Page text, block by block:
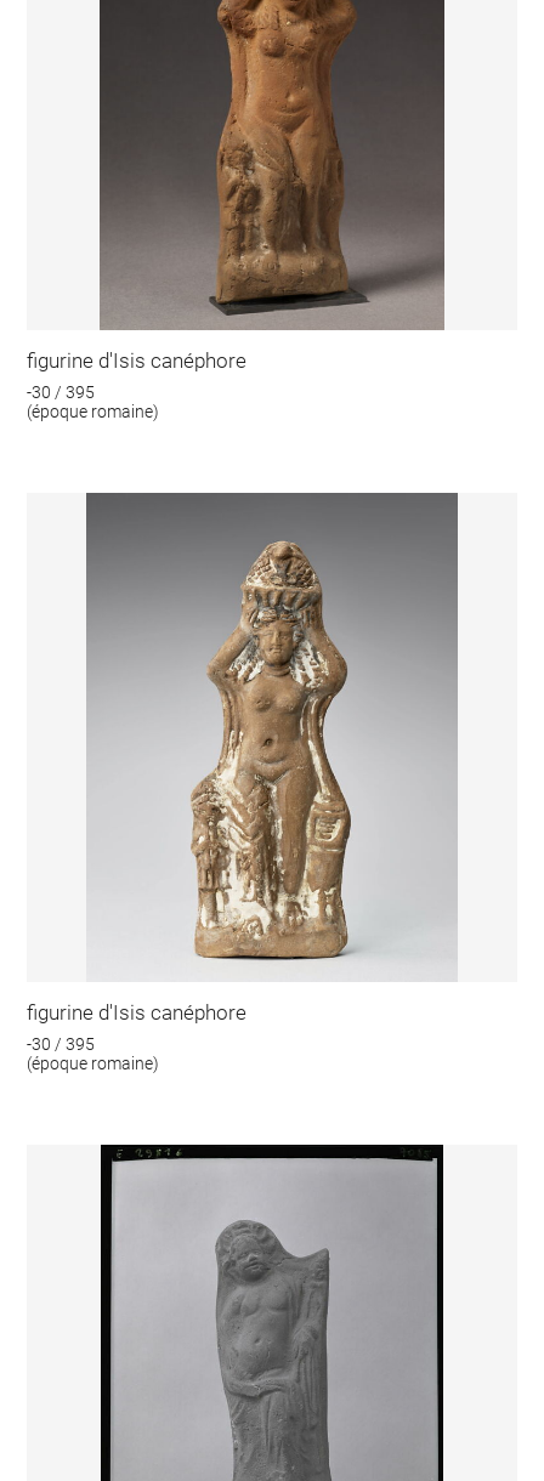
figurine d'Isis canéphore
-30 / 395
(époque romaine)
figurine d'Isis canéphore
-30 / 395
(époque romaine)